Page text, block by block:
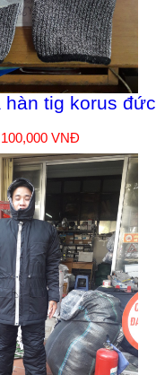
hàn tig korus đức
VNĐ